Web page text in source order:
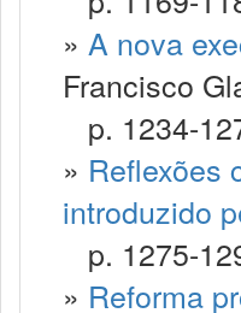
» A nova
Francisco
p. 1234-
» Reflexões
introduzido
p. 1275-
» Reforma